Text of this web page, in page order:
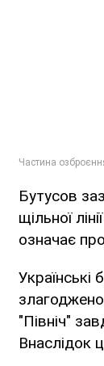
Бутусов
щільної
означає
Українські
"Північ"
Внаслідок